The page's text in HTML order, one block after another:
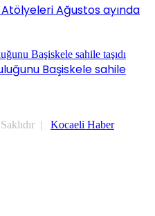
Ağustos ayında
Başiskele sahile
| Kocaeli Haber